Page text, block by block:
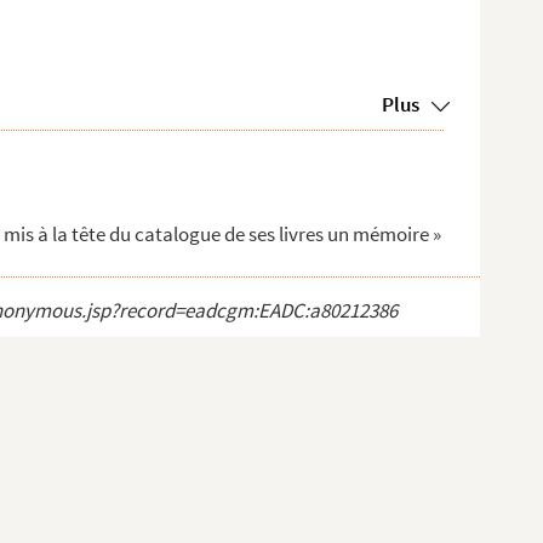
Plus
à la tête du catalogue de ses livres un mémoire »